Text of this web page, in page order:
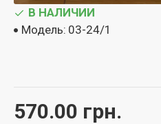
570.00 грн.
В НАЛИЧИИ
Модель: 03-24/1